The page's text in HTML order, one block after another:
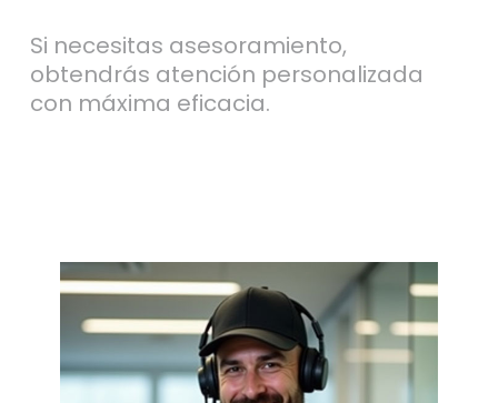
Si necesitas asesoramiento,
obtendrás atención personalizada
con máxima eficacia.